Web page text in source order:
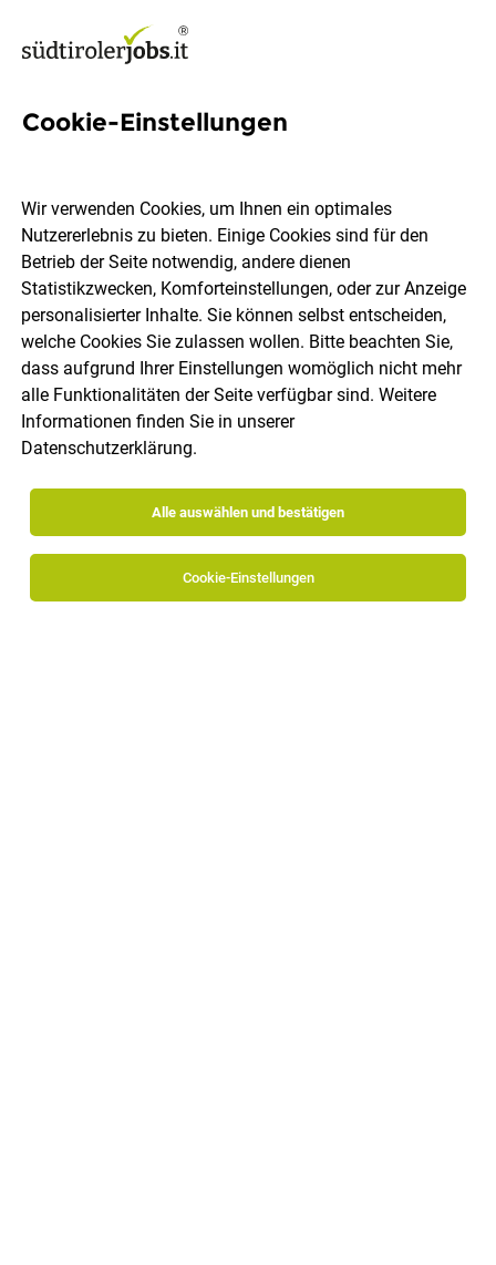
Praktikum - Influencer &
IDM Südtirol - Alto Adige
Glurns Vollzeit Praktikum
16.07.2026
DE
Cookie-Einstellungen
Wir verwenden Cookies, um Ihnen ein optimales
Nutzererlebnis zu bieten. Einige Cookies sind für den
Betrieb der Seite notwendig, andere dienen
Statistikzwecken, Komforteinstellungen, oder zur Anzeige
personalisierter Inhalte. Sie können selbst entscheiden,
welche Cookies Sie zulassen wollen. Bitte beachten Sie,
dass aufgrund Ihrer Einstellungen womöglich nicht mehr
alle Funktionalitäten der Seite verfügbar sind. Weitere
Informationen finden Sie in unserer
Datenschutzerklärung.
Alle auswählen und bestätigen
Cookie-Einstellungen